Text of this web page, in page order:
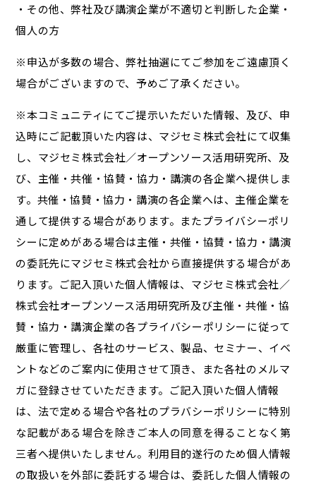
・その他、弊社及び講演企業が不適切と判断した企業・
個人の方
※申込が多数の場合、弊社抽選にてご参加をご遠慮頂く
場合がございますので、予めご了承ください。
※本コミュニティにてご提示いただいた情報、及び、申
込時にご記載頂いた内容は、マジセミ株式会社にて収集
し、マジセミ株式会社／オープンソース活用研究所、及
び、主催・共催・協賛・協力・講演の各企業へ提供しま
す。共催・協賛・協力・講演の各企業へは、主催企業を
通して提供する場合があります。またプライバシーポリ
シーに定めがある場合は主催・共催・協賛・協力・講演
の委託先にマジセミ株式会社から直接提供する場合があ
ります。ご記入頂いた個人情報は、マジセミ株式会社／
株式会社オープンソース活用研究所及び主催・共催・協
賛・協力・講演企業の各プライバシーポリシーに従って
厳重に管理し、各社のサービス、製品、セミナー、イベ
ントなどのご案内に使用させて頂き、また各社のメルマ
ガに登録させていただきます。ご記入頂いた個人情報
は、法で定める場合や各社のプラバシーポリシーに特別
な記載がある場合を除きご本人の同意を得ることなく第
三者へ提供いたしません。利用目的遂行のため個人情報
の取扱いを外部に委託する場合は、委託した個人情報の